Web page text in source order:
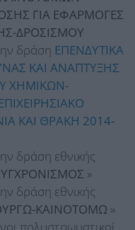
ΓΙΑ ΕΦΑΡΜΟΓΕΣ
ΔΡΟΣΙΣΜΟΥ
δράση ΕΠΕΝΔΥΤΙΚΑ
ΚΑΙ ΑΝΑΠΤΥΞΗΣ
ΧΗΜΙΚΩΝ-
ΚΑΙ ΘΡΑΚΗ 2014-
δράση εθνικής
»
δράση εθνικής
ΚΑΙΝΟΤΟΜΩ »